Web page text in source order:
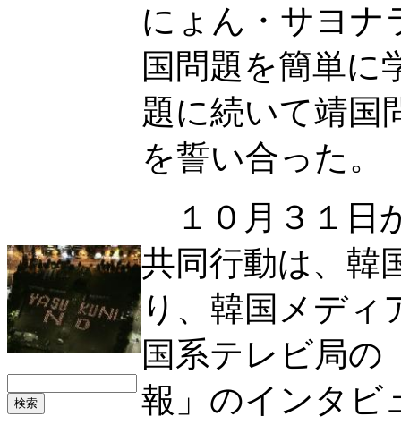
にょん・サヨナ
国問題を簡単に
題に続いて靖国
を誓い合った。
１０月３１日
共同行動は、韓
り、韓国メディ
国系テレビ局の
報」のインタビ